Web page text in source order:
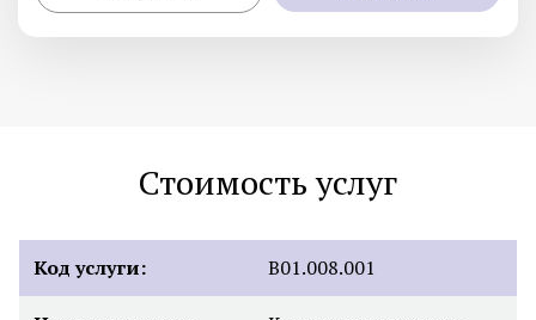
Стоимость услуг
Код услуги: B01.008.001